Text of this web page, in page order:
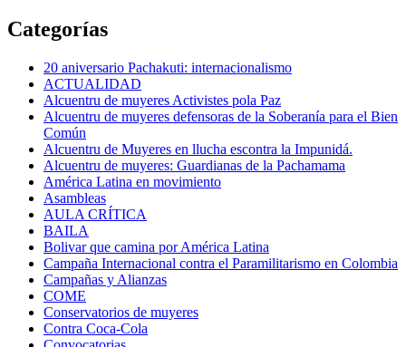
Categorías
20 aniversario Pachakuti: internacionalismo
ACTUALIDAD
Alcuentru de muyeres Activistes pola Paz
Alcuentru de muyeres defensoras de la Soberanía para el Bien
Común
Alcuentru de Muyeres en llucha escontra la Impunidá.
Alcuentru de muyeres: Guardianas de la Pachamama
América Latina en movimiento
Asambleas
AULA CRÍTICA
BAILA
Bolivar que camina por América Latina
Campaña Internacional contra el Paramilitarismo en Colombia
Campañas y Alianzas
COME
Conservatorios de muyeres
Contra Coca-Cola